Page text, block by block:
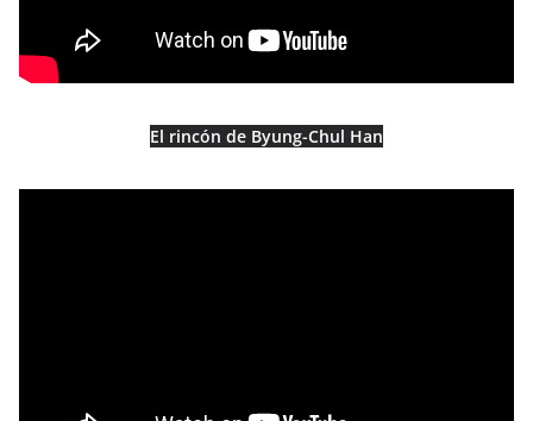
El rincón de Byung-Chul Han